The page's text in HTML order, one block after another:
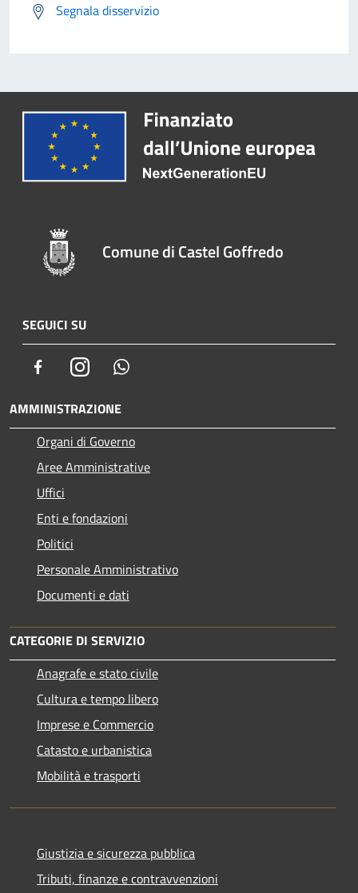
Segnala disservizio
Comune di Castel Goffredo
SEGUICI SU
FacebookInstagram
AMMINISTRAZIONE
Organi di Governo
Aree Amministrative
Uffici
Enti e fondazioni
Politici
Personale Amministrativo
Documenti e dati
CATEGORIE DI SERVIZIO
Anagrafe e stato civile
Cultura e tempo libero
Imprese e Commercio
Catasto e urbanistica
Mobilità e trasporti
Giustizia e sicurezza pubblica
Tributi, finanze e contravvenzioni